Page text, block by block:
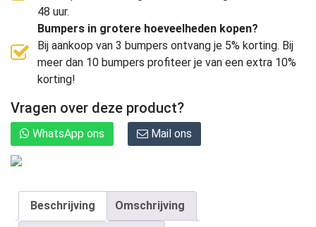
48 uur.
Bumpers in grotere hoeveelheden kopen?
Bij aankoop van 3 bumpers ontvang je 5% korting. Bij
meer dan 10 bumpers profiteer je van een extra 10%
korting!
Vragen over deze product?
WhatsApp ons Mail ons
Beschrijving Omschrijving